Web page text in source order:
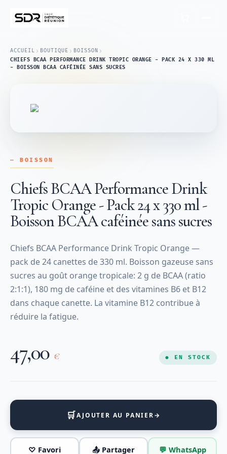
ACCUEIL › BOUTIQUE › BOISSON ›
CHIEFS BCAA PERFORMANCE DRINK TROPIC ORANGE - PACK 24 X 330 ML
- BOISSON BCAA CAFÉINÉE SANS SUCRES
— BOISSON
Chiefs BCAA Performance Drink
Tropic Orange - Pack 24 x 330 ml -
Boisson BCAA caféinée sans sucres
Chiefs BCAA Performance Drink Tropic Orange —
pack de 24 canettes de 330 ml. Boisson gazeuse sans
sucres au goût orange tropicale: 2 g de BCAA (ratio
2:1:1), 180 mg de caféine et des vitamines B6 et B12
dans chaque canette. La vitamine B12 contribue à
réduire la fatigue.
47,00 € ● EN STOCK
🛒AJOUTER AU PANIER→
♡ Favori 📤 Partager 💬 WhatsApp